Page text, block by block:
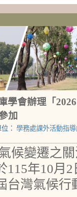
學會辦理「
加
： 學務處課外活動指
候變遷之
115年10月
台灣氣候行